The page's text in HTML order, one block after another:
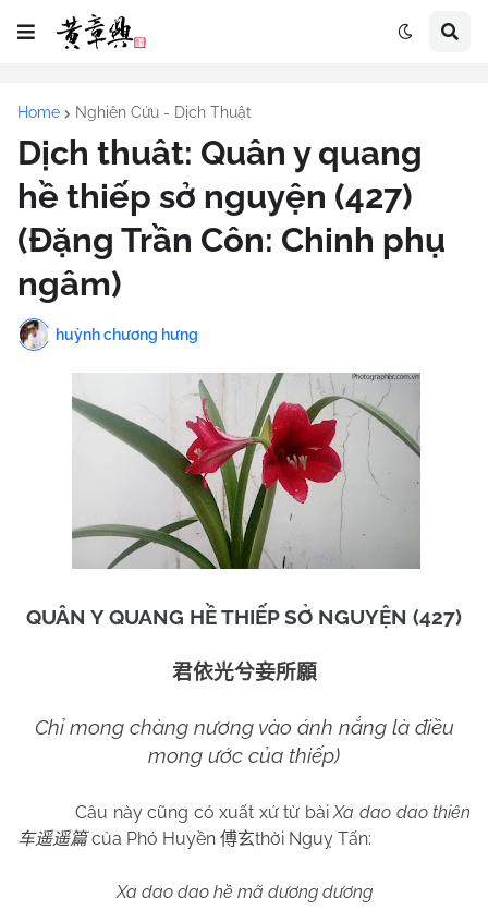
Home Nghiên Cứu - Dịch Thuật
Dịch thuât: Quân y quang
hề thiếp sở nguyện (427)
(Đặng Trần Côn: Chinh phụ
ngâm)
huỳnh chương hưng
QUÂN Y QUANG HỀ THIẾP SỞ NGUYỆN (427)
君依光兮妾所願
Chỉ mong chàng nương vào ánh nắng là điều
mong ước của thiếp)
Câu này cũng có xuất xứ từ bàiXa dao dao thiên
车遥遥篇của Phó Huyền 傅玄thời Nguỵ Tấn:
Xa dao dao hề mã dương dương